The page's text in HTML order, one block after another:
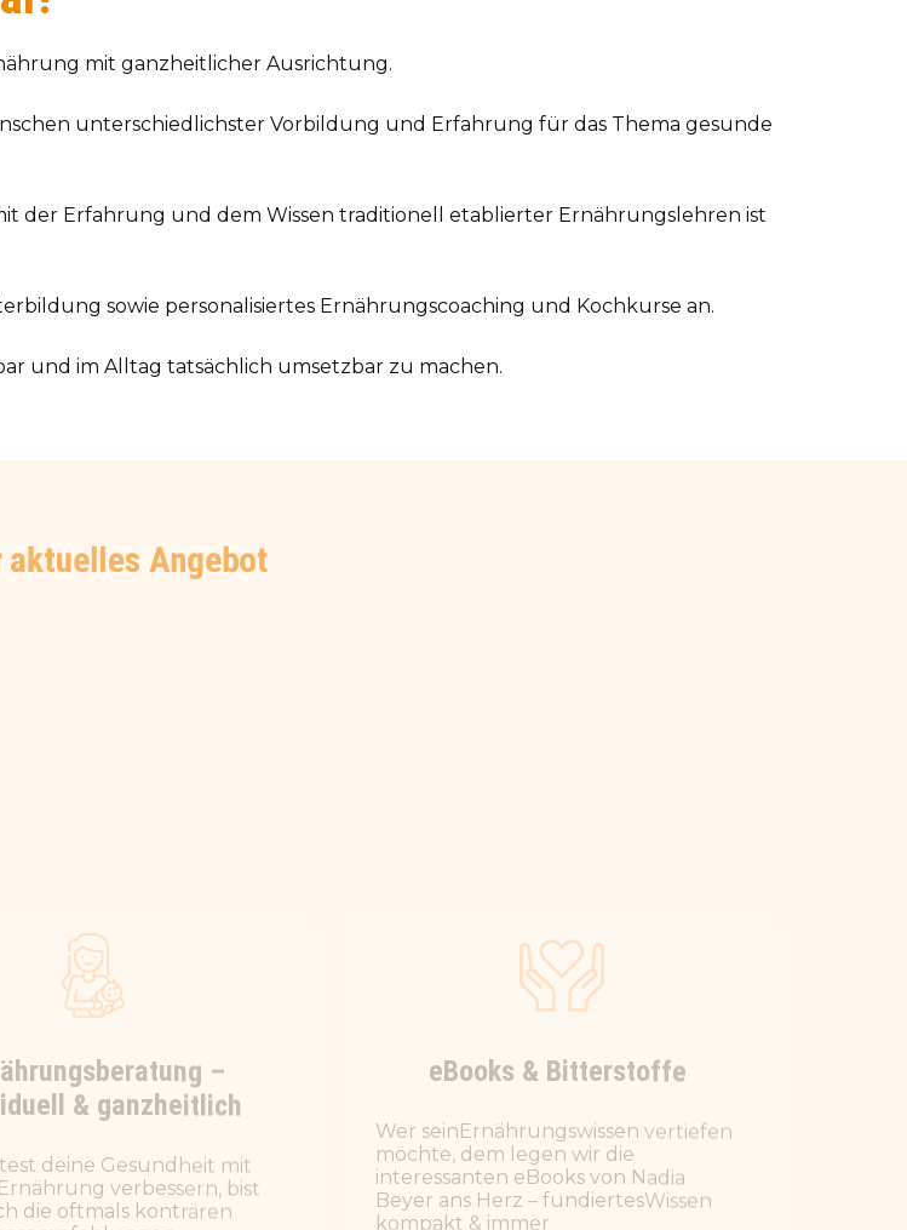
mit ganzheitlicher Ausrichtung.
unterschiedlichster Vorbildung und Erfahrung für das Thema gesunde
der Erfahrung und dem Wissen traditionell etablierter Ernährungslehren ist
sowie personalisiertes Ernährungscoaching und Kochkurse an.
und im Alltag tatsächlich umsetzbar zu machen.
Angebot
die oftmals konträren
was wirklich gut und
dich ist?
Ernährung zu finden und
zu setzen, die
kompakt & immer
gesundheitsrelevant! Und wer mehr
darüber erfahren möchte, warum
gerade Bitterstoffe in einer gesunden
sind, dem empfehlen wir diese 3-
teiligeVideo-Serie:
WEITERLESEN
VIDEO-SERIE ÜBER BITTERSTOFFE